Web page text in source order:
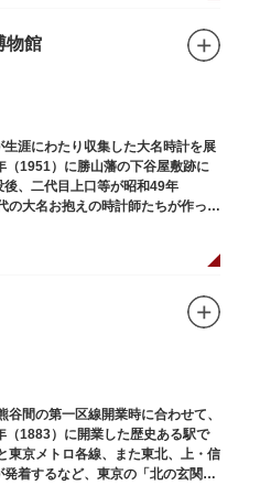
物館
涯にわたり収集した大名時計を展
（1951）に勝山藩の下谷屋敷跡に
後、二代目上口等が昭和49年
の大名お抱えの時計師たちが作った
間の第一区線開業時に合わせて、
（1883）に開業した歴史ある駅で
東京メトロ各線、また東北、上・信
着するなど、東京の「北の玄関